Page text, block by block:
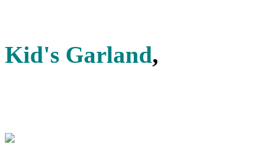
Kid's Garland,